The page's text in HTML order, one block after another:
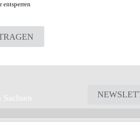
entsperren